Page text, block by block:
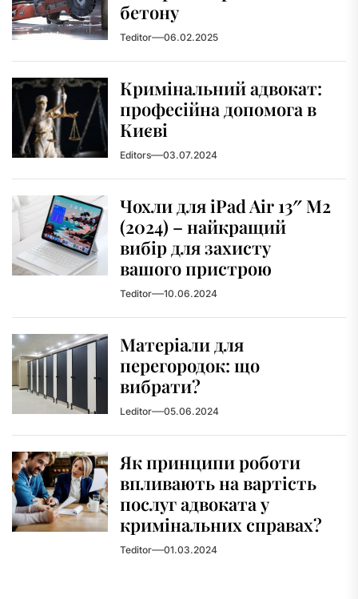
бетону
Teditor 06.02.2025
Кримінальний адвокат:
професійна допомога в
Києві
Editors 03.07.2024
Чохли для iPad Air 13″ M2
(2024) – найкращий
вибір для захисту
вашого пристрою
Teditor 10.06.2024
Матеріали для
перегородок: що
вибрати?
Leditor 05.06.2024
Як принципи роботи
впливають на вартість
послуг адвоката у
кримінальних справах?
Teditor 01.03.2024